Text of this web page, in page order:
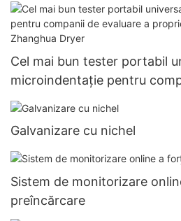
Cel mai bun tester portabil
microindentație pentru
proprietăților mecanice -
Galvanizare cu nichel
Sistem de monitorizare
preîncărcare